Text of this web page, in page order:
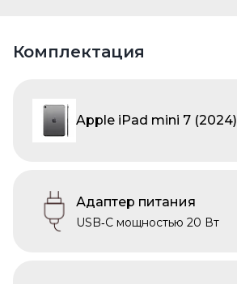
Комплектация
Apple iPad mini 7 (2024)
Адаптер питания
USB‑C мощностью 20 Вт